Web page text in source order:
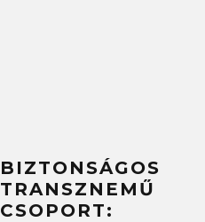
BIZTONSÁGOS
TRANSZNEMŰ
CSOPORT: